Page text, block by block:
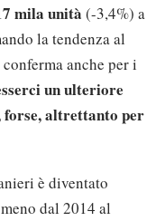
mila unità (-3,4%) a
la tendenza al
anche per i
un ulteriore
forse, altrettanto per
è diventato
dal 2014 al